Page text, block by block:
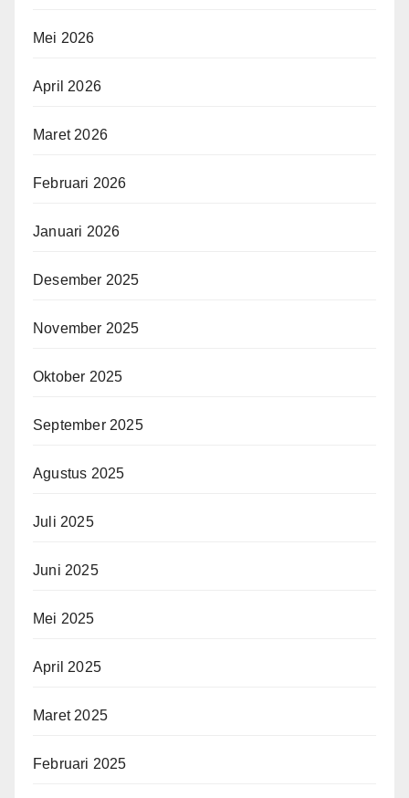
Mei 2026
April 2026
Maret 2026
Februari 2026
Januari 2026
Desember 2025
November 2025
Oktober 2025
September 2025
Agustus 2025
Juli 2025
Juni 2025
Mei 2025
April 2025
Maret 2025
Februari 2025